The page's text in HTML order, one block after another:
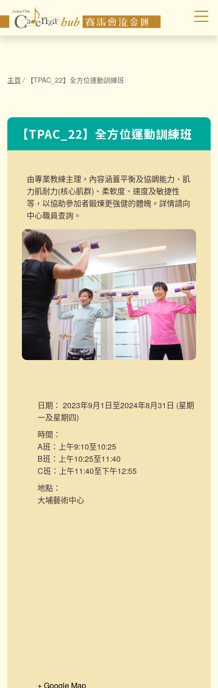
主頁 / 【TPAC_22】全方位運動訓練班
【TPAC_22】全方位運動訓練班
由專業教練主理，內容涵蓋平衡及協調能力、肌
力肌耐力(核心肌群)、柔軟度、速度及敏捷性
等，以協助參加者鍛煉更強健的體魄。詳情請向
中心職員查詢。
日期： 2023年9月1日至2024年8月31日 (星期
一及星期四)
時間：
A班：上午9:10至10:25
B班：上午10:25至11:40
C班：上午11:40至下午12:55
地點：
大埔藝術中心
+ Google Map